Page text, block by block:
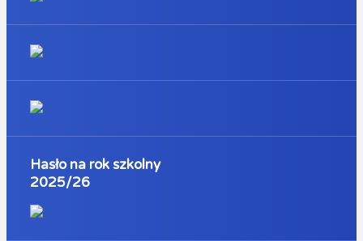
Hasło na rok szkolny
2025/26